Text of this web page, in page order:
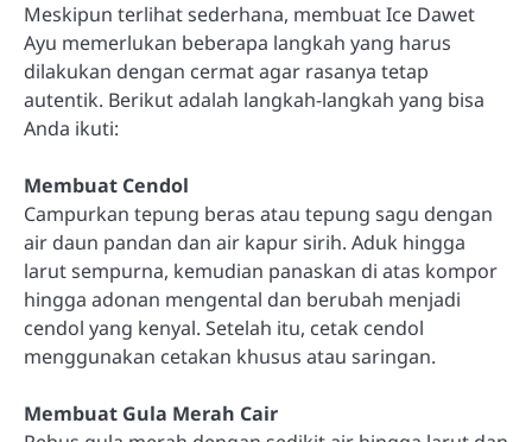
Meskipun terlihat sederhana, membuat Ice Dawet
Ayu memerlukan beberapa langkah yang harus
dilakukan dengan cermat agar rasanya tetap
autentik. Berikut adalah langkah-langkah yang bisa
Anda ikuti:
Membuat Cendol
Campurkan tepung beras atau tepung sagu dengan
air daun pandan dan air kapur sirih. Aduk hingga
larut sempurna, kemudian panaskan di atas kompor
hingga adonan mengental dan berubah menjadi
cendol yang kenyal. Setelah itu, cetak cendol
menggunakan cetakan khusus atau saringan.
Membuat Gula Merah Cair